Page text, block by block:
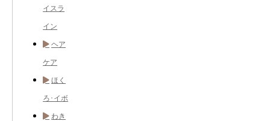
イスラ
イン
ヘア
ケア
ほく
ろ･イボ
わき